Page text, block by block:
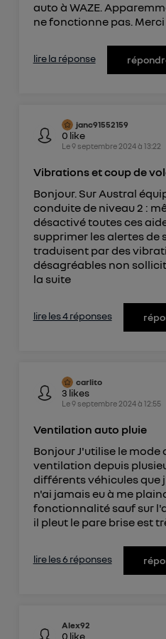
auto à WAZE.
ne fonctionne pas. Merci
lire la réponse
janc91552159
0 like
Le9 septembre 2024à 13:22
Vibrations et coup de
Bonjour. Sur Austral
conduite de niveau 2 :
désactivé toutes ces
supprimer les alertes de
traduisent par des
désagréables non
la suite
lire les 4 réponses
carlito
3 likes
Le9 septembre 2024à 12:55
Ventilation auto pluie
Bonjour J'utilise le mode
ventilation depuis
différents véhicules que
n'ai jamais eu à me
fonctionnalité sauf sur
il pleut le pare brise est
lire les 6 réponses
Alex92
0 like
de votre contrat
internet. Ainsi, toutes les
même connexion et
Pour uneconnexion mobile
uniquement sur la navigation
Vous pouvez à tout
consentement surle
") ou via la page « gérer
Pour plus
Politique